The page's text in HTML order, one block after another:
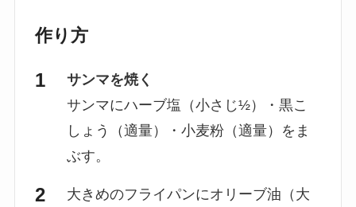
作り方
サンマを焼く
サンマにハーブ塩（小さじ½）・黒こ
しょう（適量）・小麦粉（適量）をま
ぶす。
大きめのフライパンにオリーブ油（大